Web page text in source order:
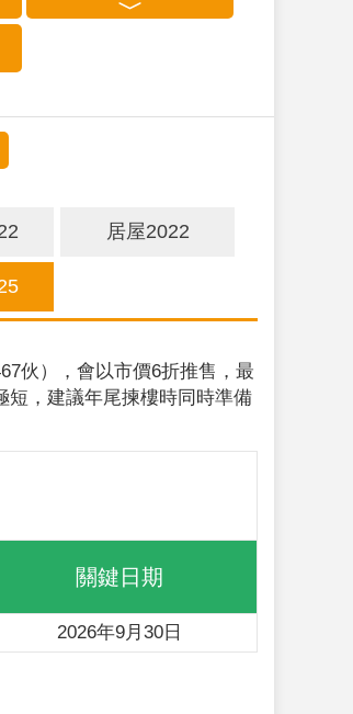
居屋2022
伙），會以市價6折推售，最
短，建議年尾揀樓時同時準備
關鍵日期
2026年9月30日